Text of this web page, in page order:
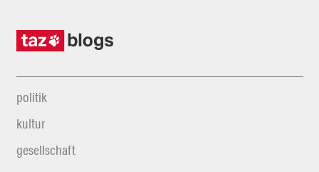
politik
kultur
gesellschaft